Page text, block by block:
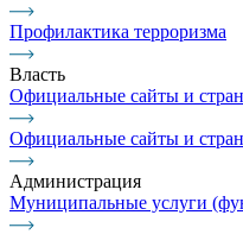
Профилактика терроризма
Власть
Официальные сайты и
Официальные сайты и
Администрация
Муниципальные услуги